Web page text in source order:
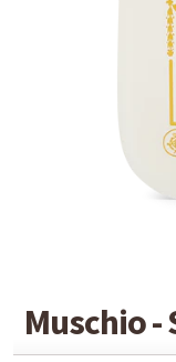
Muschio -
Isabelle Burdel
Maitre Parfumeur et
The Different